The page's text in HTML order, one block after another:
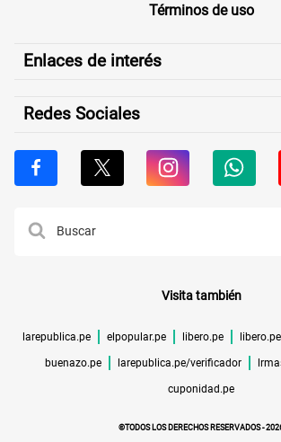
Términos de uso
Enlaces de interés
Redes Sociales
Visita también
larepublica.pe elpopular.pe libero.pe
buenazo.pe larepublica.pe/verificador
cuponidad.pe
©TODOS LOS DERECHOS RESERVADOS -